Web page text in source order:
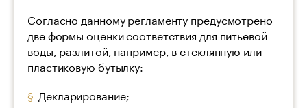
Согласно данному регламенту предусмотрено
две формы оценки соответствия для питьевой
воды, разлитой, например, в стеклянную или
пластиковую бутылку:
Декларирование;